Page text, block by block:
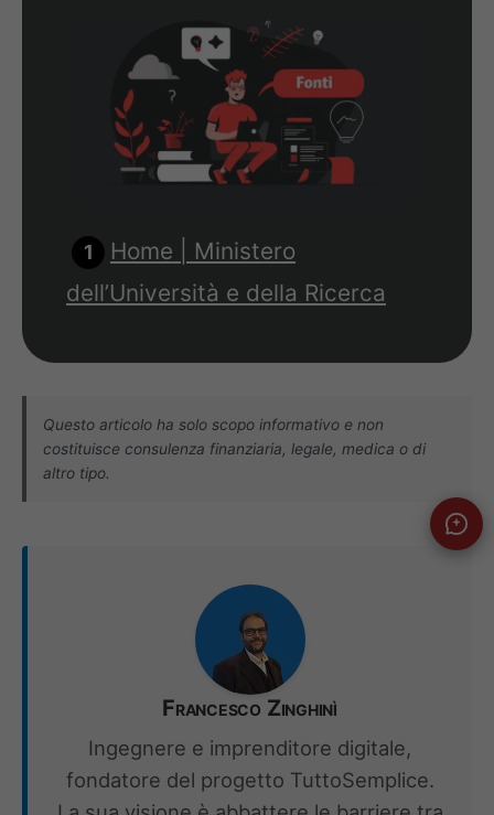
Home | Ministero
dell’Università e della Ricerca
Questo articolo ha solo scopo informativo e non
costituisce consulenza finanziaria, legale, medica o di
altro tipo.
Francesco Zinghinì
Ingegnere e imprenditore digitale,
fondatore del progetto TuttoSemplice.